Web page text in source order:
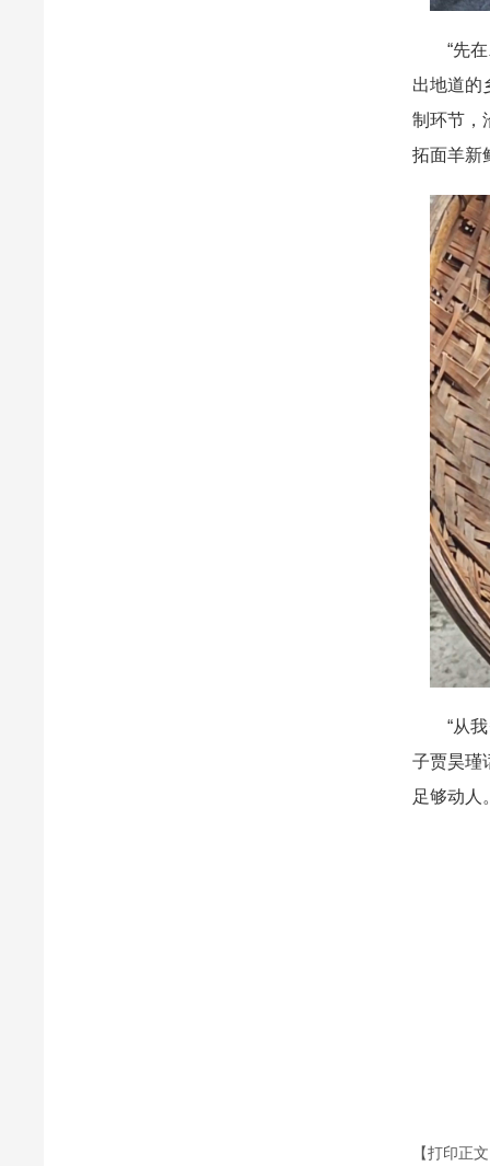
“先在木
出地道的
制环节，
拓面羊新
“从我爷
子贾昊瑾
足够动人
【打印正